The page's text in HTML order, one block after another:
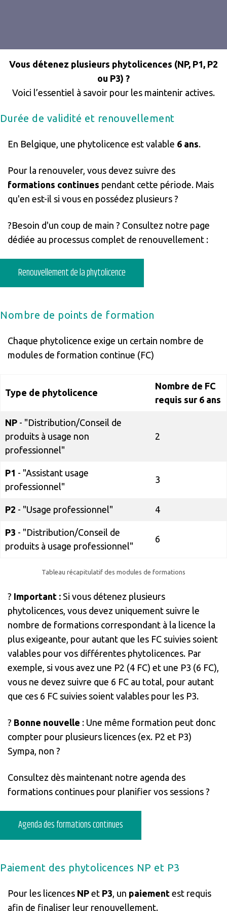
Vous détenez plusieurs phytolicences (NP, P1, P2
ou P3) ?
Voici l’essentiel à savoir pour les maintenir actives.
Durée de validité et renouvellement
En Belgique, une phytolicence est valable 6 ans.
Pour la renouveler, vous devez suivre des
formations continues pendant cette période. Mais
qu'en est-il si vous en possédez plusieurs ?
?Besoin d'un coup de main ? Consultez notre page
dédiée au processus complet de renouvellement :
Renouvellement de la phytolicence
Nombre de points de formation
Chaque phytolicence exige un certain nombre de
modules de formation continue (FC)
Type de phytolicence
Nombre de FC
requis sur 6 ans
NP - "Distribution/Conseil de
produits à usage non
professionnel"
2
P1 - "Assistant usage
professionnel"
3
P2 - "Usage professionnel" 4
P3 - "Distribution/Conseil de
produits à usage professionnel"
6
Tableau récapitulatif des modules de formations
? Important :Si vous détenez plusieurs
phytolicences, vous devez uniquement suivre le
nombre de formations correspondant à la licence la
plus exigeante, pour autant que les FC suivies soient
valables pour vos différentes phytolicences. Par
exemple, si vous avez une P2 (4 FC) et une P3 (6 FC),
vous ne devez suivre que 6 FC au total, pour autant
que ces 6 FC suivies soient valables pour les P3.
? Bonne nouvelle : Une même formation peut donc
compter pour plusieurs licences (ex. P2 et P3)
Sympa, non ?
Consultez dès maintenant notre agenda des
formations continues pour planifier vos sessions ?
Agenda des formations continues
Paiement des phytolicences NP et P3
Pour les licences NPetP3 , un paiement est requis
afin de finaliser leur renouvellement.